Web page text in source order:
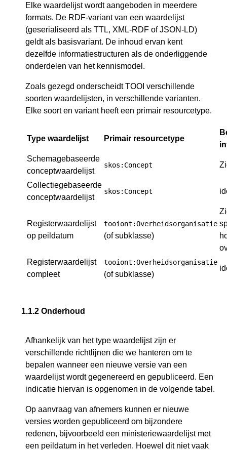
Elke waardelijst wordt aangeboden in meerdere
formats. De RDF-variant van een waardelijst
(geserialiseerd als TTL, XML-RDF of JSON-LD)
geldt als basisvariant. De inhoud ervan kent
dezelfde informatiestructuren als de onderliggende
onderdelen van het kennismodel.
Zoals gezegd onderscheidt TOOI verschillende
soorten waardelijsten, in verschillende varianten.
Elke soort en variant heeft een primair resourcetype.
Type waardelijst Primair resourcetype
Schemagebaseerde
conceptwaardelijst
skos:Concept
Collectiegebaseerde
conceptwaardelijst
skos:Concept
Registerwaardelijst
op peildatum
tooiont:Overheidsorganisatie
(of subklasse)
Registerwaardelijst
compleet
tooiont:Overheidsorganisatie
(of subklasse)
1.1.2 Onderhoud
Afhankelijk van het type waardelijst zijn er
verschillende richtlijnen die we hanteren om te
bepalen wanneer een nieuwe versie van een
waardelijst wordt gegenereerd en gepubliceerd. Een
indicatie hiervan is opgenomen in de volgende tabel.
Op aanvraag van afnemers kunnen er nieuwe
versies worden gepubliceerd om bijzondere
redenen, bijvoorbeeld een ministeriewaardelijst met
een peildatum in het verleden. Hoewel dit niet vaak